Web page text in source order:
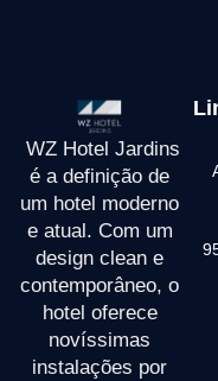
WZ Hotel Jardins
é a definição de
um hotel moderno
e atual. Com um
design clean e
contemporâneo, o
hotel oferece
novíssimas
instalações por